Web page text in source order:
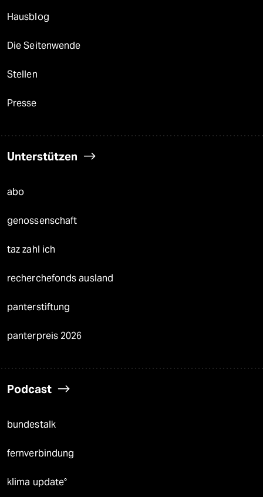
Hausblog
Die Seitenwende
Stellen
Presse
Unterstützen
abo
genossenschaft
taz zahl ich
recherchefonds ausland
panterstiftung
panterpreis 2026
Podcast
bundestalk
fernverbindung
klima update°